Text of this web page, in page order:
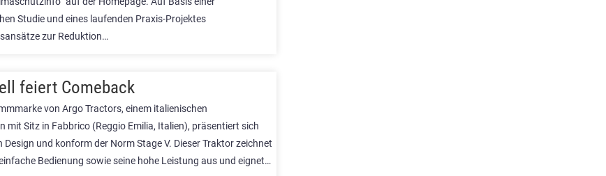
Studie und eines laufenden Praxis-Projektes
zur Reduktion…
feiert Comeback
von Argo Tractors, einem italienischen
mit Sitz in Fabbrico (Reggio Emilia, Italien), präsentiert sich
Design und konform der Norm Stage V. Dieser Traktor zeichnet
Bedienung sowie seine hohe Leistung aus und eignet…